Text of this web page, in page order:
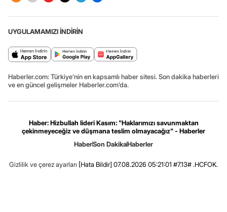
UYGULAMAMIZI İNDİRİN
Haberler.com: Türkiye’nin en kapsamlı haber sitesi. Son dakika haberleri
ve en güncel gelişmeler Haberler.com’da.
Haber: Hizbullah lideri Kasım: "Haklarımızı savunmaktan
çekinmeyeceğiz ve düşmana teslim olmayacağız" - Haberler
HaberSon DakikaHaberler
Gizlilik ve çerez ayarları [Hata Bildir] 07.08.2026 05:21:01 #7.13# .HCFOK.